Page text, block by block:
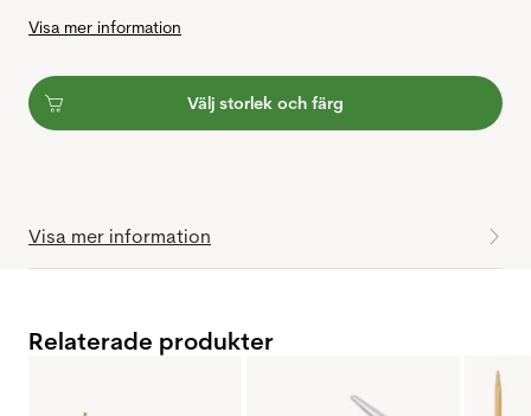
Visa mer information
Välj storlek och färg
Visa mer information
Relaterade produkter